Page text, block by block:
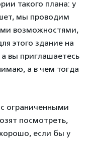
такого плана: у
мы проводим
возможностями,
этого здание на
вы приглашаетесь
а в чем тогда
ограниченными
посмотреть,
если бы у